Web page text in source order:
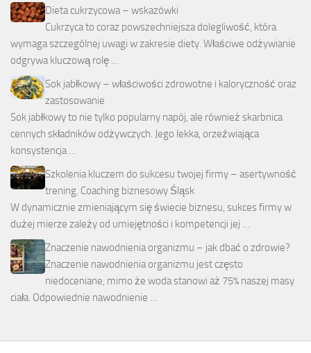
Dieta cukrzycowa – wskazówki
Cukrzyca to coraz powszechniejsza dolegliwość, która
wymaga szczególnej uwagi w zakresie diety. Właściwe odżywianie
odgrywa kluczową rolę …
Sok jabłkowy – właściwości zdrowotne i kaloryczność oraz
zastosowanie
Sok jabłkowy to nie tylko popularny napój, ale również skarbnica
cennych składników odżywczych. Jego lekka, orzeźwiająca
konsystencja …
Szkolenia kluczem do sukcesu twojej firmy – asertywność
trening. Coaching biznesowy Śląsk
W dynamicznie zmieniającym się świecie biznesu, sukces firmy w
dużej mierze zależy od umiejętności i kompetencji jej …
Znaczenie nawodnienia organizmu – jak dbać o zdrowie?
Znaczenie nawodnienia organizmu jest często
niedoceniane, mimo że woda stanowi aż 75% naszej masy
ciała. Odpowiednie nawodnienie …